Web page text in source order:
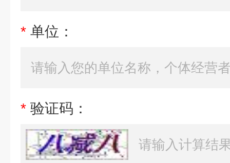
* 单位：
* 验证码：